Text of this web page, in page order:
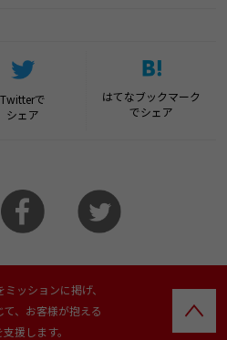
Twitterで
シェア
はてなブックマーク
でシェア
ッションに掲げ、
、お客様が抱える
援します。